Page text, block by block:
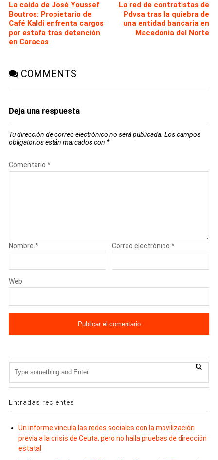
La caída de José Youssef
Boutros: Propietario de
Café Kaldi enfrenta cargos
por estafa tras detención
en Caracas
La red de contratistas de
Pdvsa tras la quiebra de
una entidad bancaria en
Macedonia del Norte
COMMENTS
Deja una respuesta
Tu dirección de correo electrónico no será publicada. Los campos
obligatorios están marcados con *
Comentario *
Nombre * Correo electrónico*
Web
Entradas recientes
Un informe vincula las redes sociales con la movilización
previa a la crisis de Ceuta, pero no halla pruebas de dirección
estatal